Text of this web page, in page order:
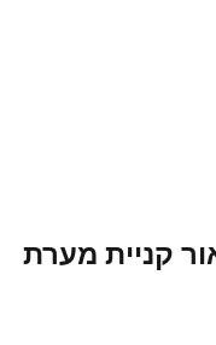
קניית מערת